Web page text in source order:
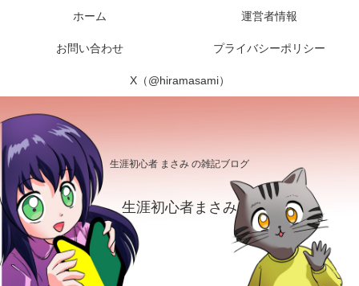
生涯初心者 まさみ の雑記ブログ
生涯初心者まさみ
ホーム 運営者情報
お問い合わせ プライバシーポリシー
X（@hiramasami）